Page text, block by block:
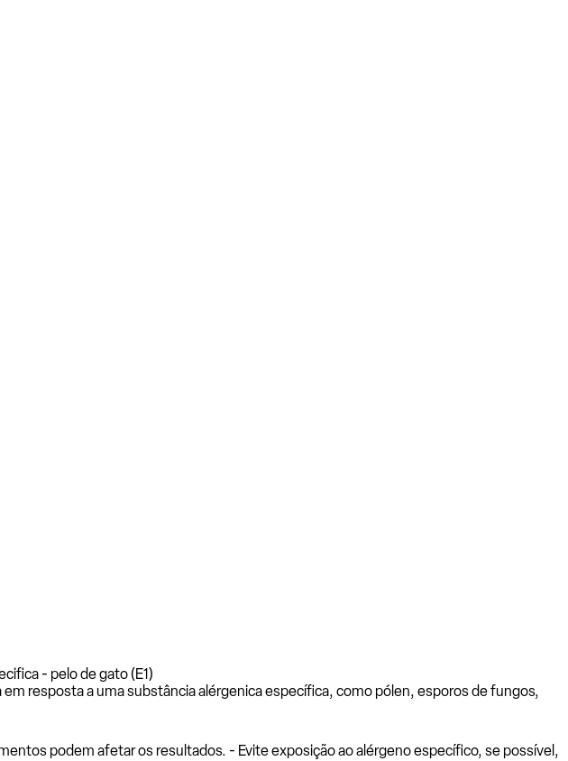
- pelo de gato (E1)
resposta a uma substância alérgenica específica, como pólen, esporos de fungos,
podem afetar os resultados. - Evite exposição ao alérgeno específico, se possível,